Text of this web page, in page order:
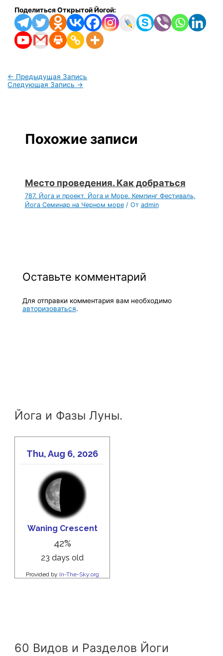
Поделиться Открытой Йогой:
← Предыдущая Запись
Следующая Запись →
Похожие записи
Место проведения. Как добраться
787. Йога и проект. Йога и Море. Кемпинг Фестиваль,
Йога Семинар на Черном море/ От admin
Оставьте комментарий
Для отправки комментария вам необходимо
авторизоваться.
Йога и Фазы Луны.
60 Видов и Разделов Йоги